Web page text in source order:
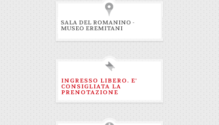
SALA DEL ROMANINO -
MUSEO EREMITANI
INGRESSO LIBERO. E'
CONSIGLIATA LA
PRENOTAZIONE